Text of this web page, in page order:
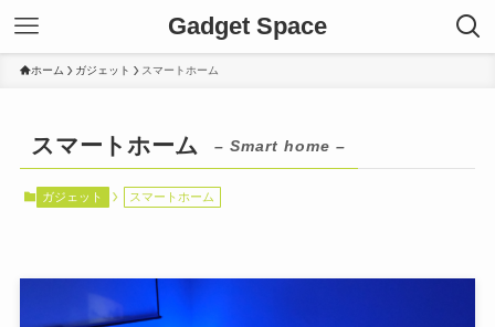
Gadget Space
ホーム ガジェット スマートホーム
スマートホーム – Smart home –
ガジェット スマートホーム